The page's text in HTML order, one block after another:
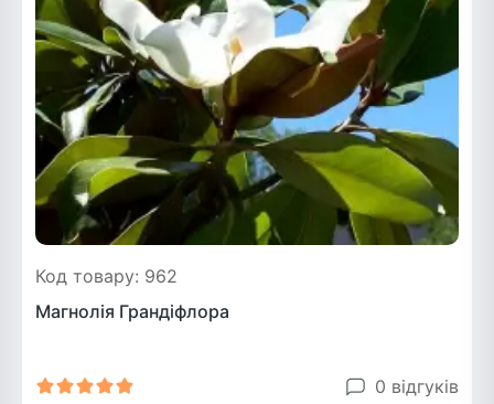
Код товару: 962
Магнолія Грандіфлора
0 відгуків